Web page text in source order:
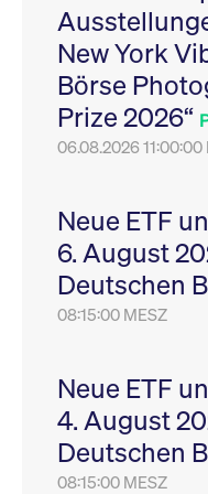
New York
Börse
Prize 2026“
06.08.2026 11:00:00
Neue ETF
6. August
Deutschen
08:15:00 MESZ
Neue ETF
4. August
Deutschen
08:15:00 MESZ